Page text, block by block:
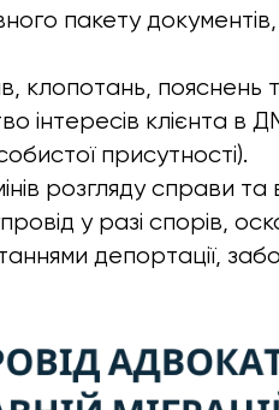
пакету
клопотань, пояснень
інтересів клієнта
присутності).
розгляду справи
у разі спорів,
депортації,